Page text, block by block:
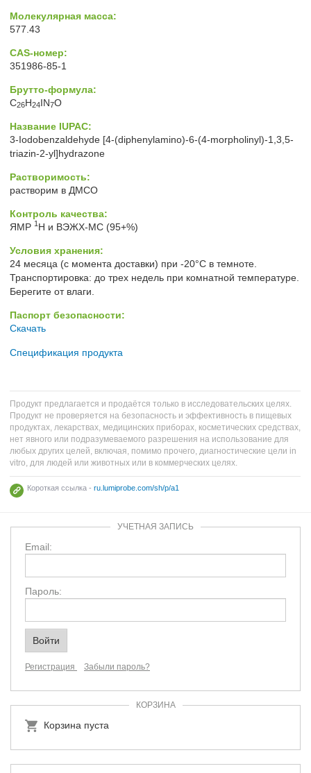
Молекулярная масса:
577.43
CAS-номер:
351986-85-1
Брутто-формула:
C26H24IN7O
Название IUPAC:
3-Iodobenzaldehyde [4-(diphenylamino)-6-(4-morpholinyl)-1,3,5-
triazin-2-yl]hydrazone
Растворимость:
растворим в ДМСО
Контроль качества:
ЯМР 1 H и ВЭЖХ-МС (95+%)
Условия хранения:
24 месяца (с момента доставки) при -20°C в темноте.
Транспортировка: до трех недель при комнатной температуре.
Берегите от влаги.
Паспорт безопасности:
Скачать
Спецификация продукта
Продукт предлагается и продаётся только в исследовательских целях.
Продукт не проверяется на безопасность и эффективность в пищевых
продуктах, лекарствах, медицинских приборах, косметических средствах,
нет явного или подразумеваемого разрешения на использование для
любых других целей, включая, помимо прочего, диагностические цели in
vitro, для людей или животных или в коммерческих целях.
Короткая ссылка - ru.lumiprobe.com/sh/p/a1
УЧЕТНАЯ ЗАПИСЬ
Email:
Пароль:
Регистрация Забыли пароль?
КОРЗИНА
Корзина пуста